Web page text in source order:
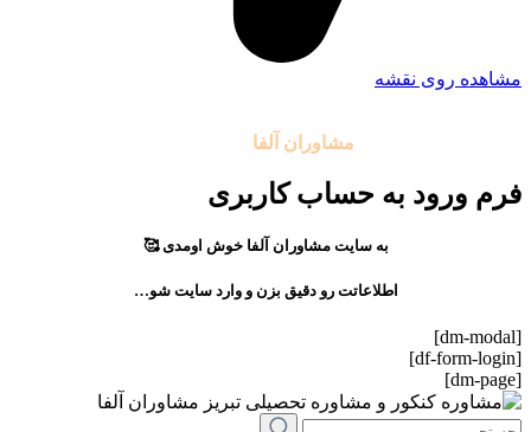
مشاهده روی نقشه
مشاوران آلفا
فرم ورود به حساب کاربری
به سایت مشاوران آلفا خوش اومدی 🥰
اطلاعاتت رو دقیق بزن و وارد سایت شو…
[dm-modal]
[df-form-login]
[dm-page]